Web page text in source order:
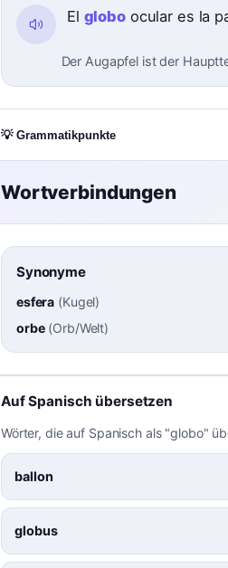
El globo ocular es la
Der Augapfel ist der
💡 Grammatikpunkte
Wortverbindungen
Synonyme
esfera (Kugel)
orbe(Orb/Welt)
Auf Spanisch übersetzen
Wörter, die auf Spanisch als "globo"
ballon
globus